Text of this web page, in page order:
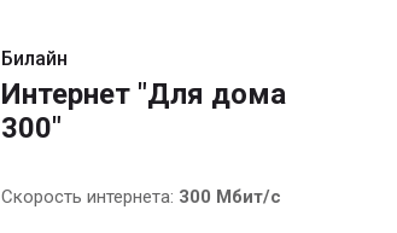
Билайн
Интернет "Для дома
300"
Скорость интернета: 300 Мбит/с